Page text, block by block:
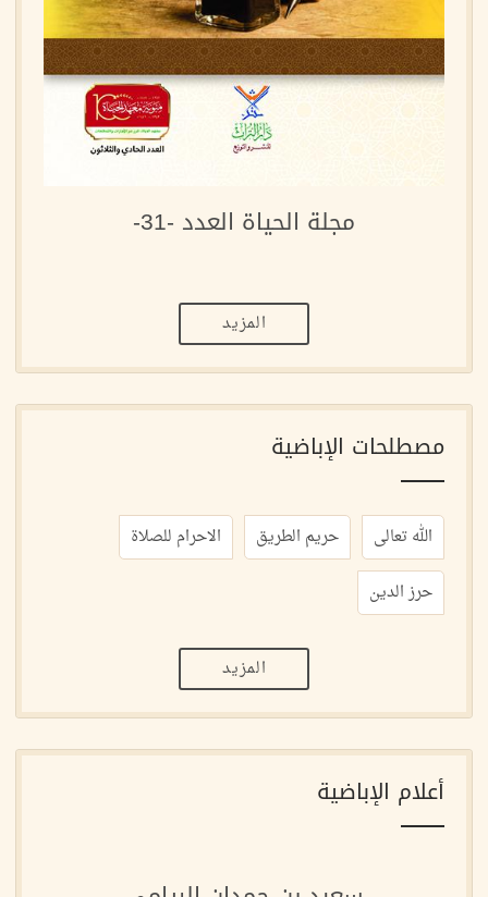
مجلة الحياة العدد -31-
المزيد
مصطلحات الإباضية
الله تعالى حريم الطريق
الاحرام للصلاة
حرز الدين
المزيد
أعلام الإباضية